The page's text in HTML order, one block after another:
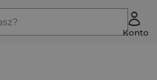
Konto